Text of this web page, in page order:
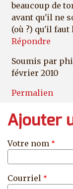
beaucoup de
avant qu'il ne
(où ?) qu'il
Répondre
Soumis par
février 2010
Permalien
Ajouter
Votre nom
Courriel